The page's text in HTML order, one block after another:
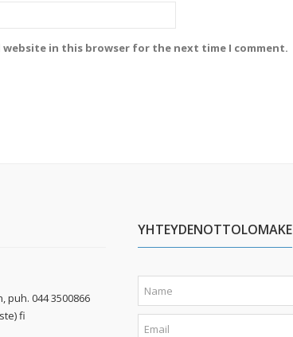
website in this browser for the next time I comment.
puh. 044 3500866
fi
YHTEYDENOTTOLOMAKE